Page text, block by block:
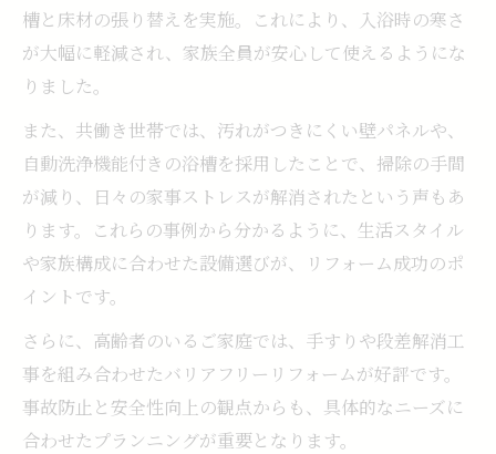
槽と床材の張り替えを実施。これにより、入浴時の寒さ
が大幅に軽減され、家族全員が安心して使えるようにな
りました。
また、共働き世帯では、汚れがつきにくい壁パネルや、
自動洗浄機能付きの浴槽を採用したことで、掃除の手間
が減り、日々の家事ストレスが解消されたという声もあ
ります。これらの事例から分かるように、生活スタイル
や家族構成に合わせた設備選びが、リフォーム成功のポ
イントです。
さらに、高齢者のいるご家庭では、手すりや段差解消工
事を組み合わせたバリアフリーリフォームが好評です。
事故防止と安全性向上の観点からも、具体的なニーズに
合わせたプランニングが重要となります。